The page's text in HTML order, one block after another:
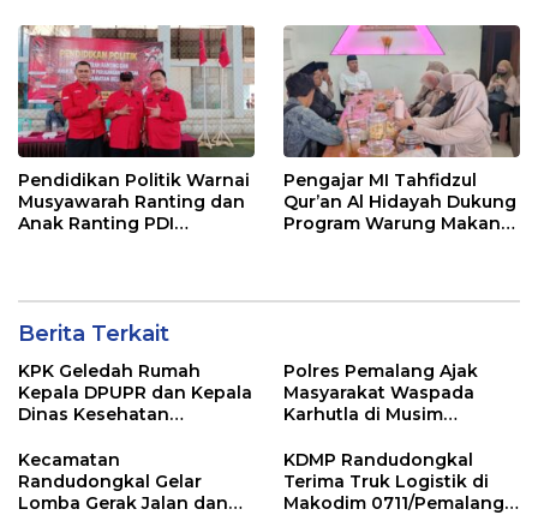
Pendidikan Politik Warnai
Musyawarah Ranting dan
Anak Ranting PDI
Pengajar MI Tahfidzul
Qur’an Al Hidayah Dukung
Program Warung Makan
Berita Terkait
KPK Geledah Rumah
Kepala DPUPR dan Kepala
Dinas Kesehatan
Polres Pemalang Ajak
Masyarakat Waspada
Karhutla di Musim
Kecamatan
Randudongkal Gelar
Lomba Gerak Jalan dan
KDMP Randudongkal
Terima Truk Logistik di
Makodim 0711/Pemalang